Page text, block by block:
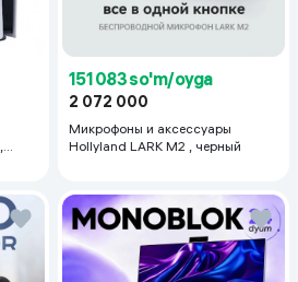
151 083 so'm/oyga
2 072 000
Микрофоны и аксессуары
Hollyland LARK M2 , черный